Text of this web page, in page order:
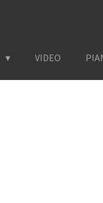
VIDEO